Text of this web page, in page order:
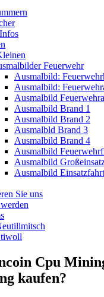
Feuerwehr
Ausmalbild:
Ausmalbild:
Ausmalbild
Ausmalbild Brand 1
Ausmalbild Brand 2
Ausmalbld Brand 3
Ausmalbild Brand 4
Ausmalbild
Ausmalbild
Ausmalbild Einsatzfahrt
Sie uns
Cpu
kaufen?